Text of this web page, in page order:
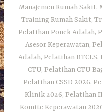
Manajemen Rumah Sakit,
Training Rumah Sakit,
Pelatihan Ponek Adalah,
Asesor Keperawatan,
Adalah, Pelatihan
CTU, Pelatihan CTU
Pelatihan CSSD 2026,
Klinik 2026, Pelatihan
Komite Keperawatan